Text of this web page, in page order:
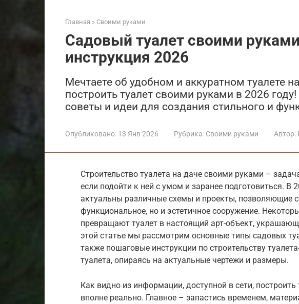
Главная » Своими руками
Садовый туалет своими
инструкция 2026
Мечтаете об удобном и аккуратном туалете
построить туалет своими руками в 2026
советы и идеи для создания стильного и
Опубликовано: 13 Янв 2026 Рубрика: Своими руками Автор:
Строительство туалета на даче своими руками –
если подойти к ней с умом и заранее подготовиться. В
актуальны различные схемы и проекты, позволяющие
функциональное, но и эстетичное сооружение.
превращают туалет в настоящий арт-объект,
этой статье мы рассмотрим основные типы садовых
также пошаговые инструкции по строительству
туалета, опираясь на актуальные чертежи и размеры.
Как видно из информации, доступной в сети,
вполне реально. Главное – запастись временем,